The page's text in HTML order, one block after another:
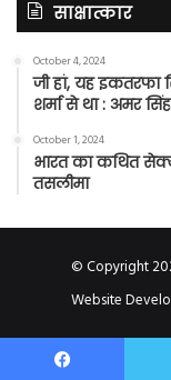
साक्षात्कार
October 4, 2024
जी हां, यह इकतरफा
शर्मा से था : अमर सिंह
October 1, 2024
भारत का कथित
तसलीमा
© Copyright
Website